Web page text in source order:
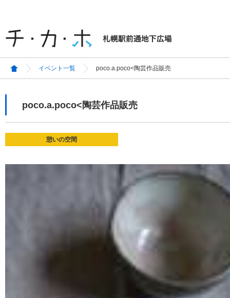
イベント一覧 poco.a.poco<陶芸作品販売
poco.a.poco<陶芸作品販売
憩いの空間